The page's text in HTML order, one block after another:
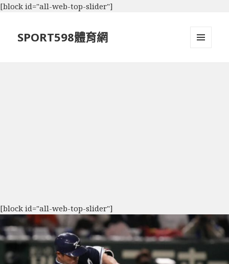
[block id="all-web-top-slider"]
SPORT598體育網
[block id="all-web-top-slider"]